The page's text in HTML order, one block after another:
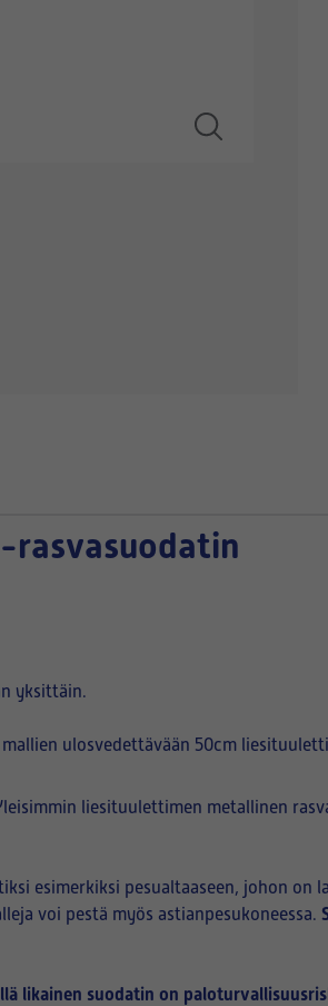
rasvasuodatin
yksittäin.
ulosvedettävään 50cm
liesituulettimen metallinen
esimerkiksi pesualtaaseen, johon
voi pestä myös astianpesukoneessa.
likainen suodatin on